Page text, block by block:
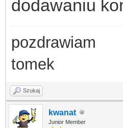
dodawaniu
pozdrawiam
tomek
Szukaj
kwanat
Junior Member